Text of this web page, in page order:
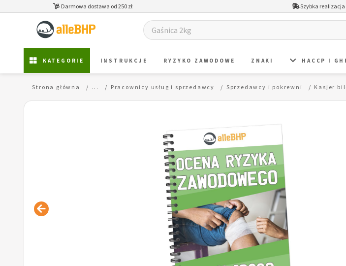
Darmowa dostawa od 250 zł Szybka
KATEGORIE INSTRUKCJE RYZYKO ZAWODOWE ZNAKI HACCP I
Strona główna ... Pracownicy usług i sprzedawcy Sprzedawcy i pokrewni Kasjer